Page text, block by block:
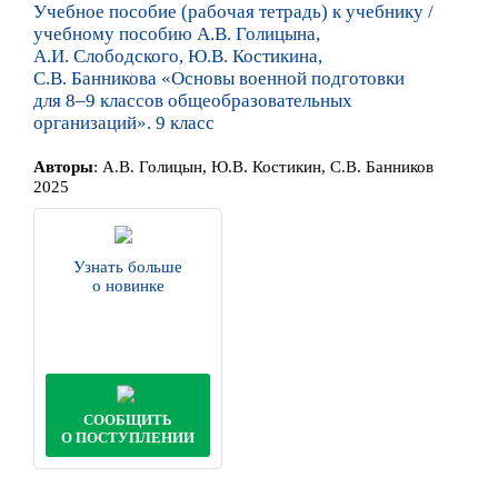
Учебное пособие (рабочая тетрадь) к учебнику /
учебному пособию А.В. Голицына,
А.И. Слободского, Ю.В. Костикина,
С.В. Банникова «Основы военной подготовки
для 8–9 классов общеобразовательных
организаций». 9 класс
Авторы: А.В. Голицын, Ю.В. Костикин, С.В. Банников
2025
Узнать больше
о новинке
СООБЩИТЬ
О ПОСТУПЛЕНИИ